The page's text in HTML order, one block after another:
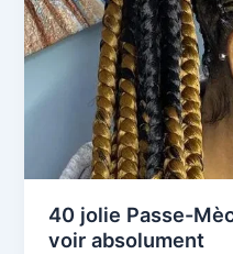
40 jolie Passe-
voir absolument